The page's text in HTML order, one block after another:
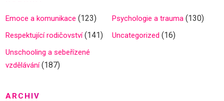
ř
í
s
p
Emoce a komunikace (123) Psychologie a trauma (130)
Respektující rodičovství(141) Uncategorized (16)
Unschooling a sebeřízené
vzdělávání(187)
ARCHIV